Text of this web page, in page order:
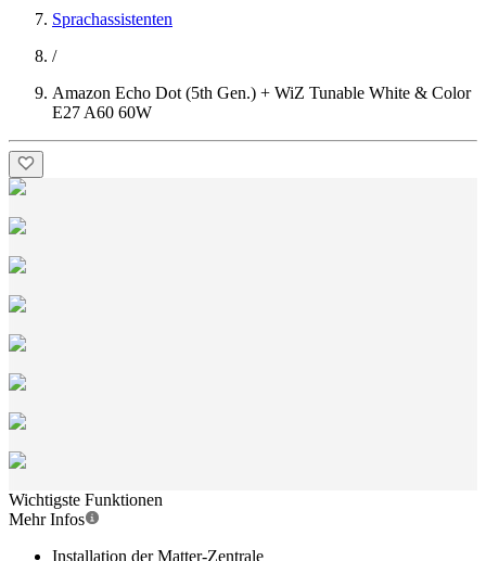
Sprachassistenten
/
Amazon Echo Dot (5th Gen.) + WiZ Tunable White & Color
E27 A60 60W
Wichtigste Funktionen
Mehr Infos
Installation der Matter-Zentrale